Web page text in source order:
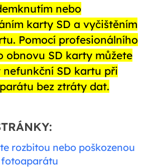
nebo
karty SD a vyčištěním
Pomocí profesionálního
obnovu SD karty můžete
SD kartu při
bez ztráty dat.
rozbitou nebo poškozenou